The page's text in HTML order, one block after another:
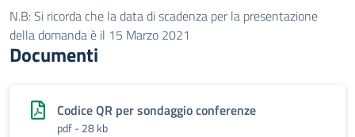
N.B: Si ricorda che la data di scadenza per la presentazione
della domanda è il 15 Marzo 2021
Documenti
Codice QR per sondaggio conferenze
pdf - 28 kb